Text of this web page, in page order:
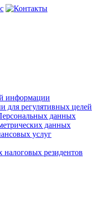
информации
для регулятивных целей
данных
данных
услуг
резидентов